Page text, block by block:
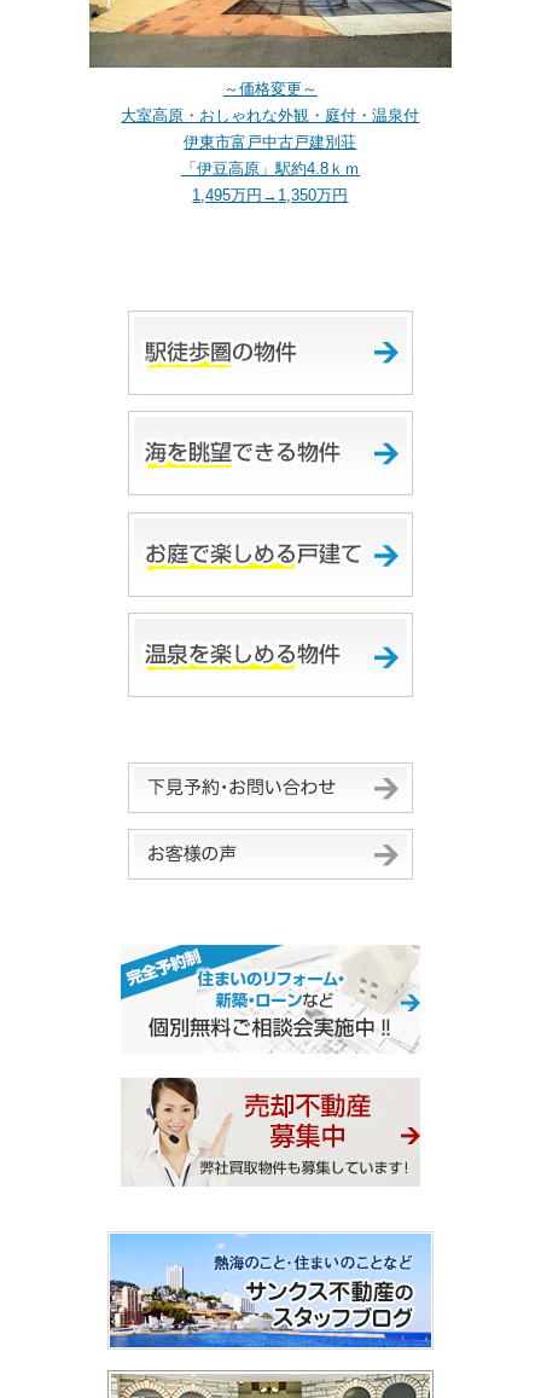
～価格変更～
大室高原・おしゃれな外観・庭付・温泉付
伊東市富戸中古戸建別荘
「伊豆高原」駅約4.8ｋｍ
1,495万円→1,350万円